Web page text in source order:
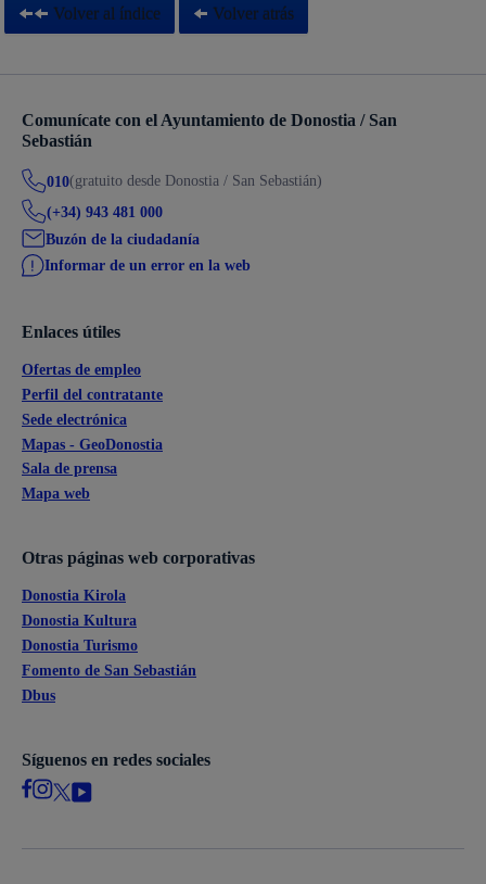
Volver al índice Volver atrás
Comunícate con el Ayuntamiento de Donostia / San
Sebastián
010(gratuito desde Donostia / San Sebastián)
(+34) 943 481 000
Buzón de la ciudadanía
Informar de un error en la web
Enlaces útiles
Ofertas de empleo
Perfil del contratante
Sede electrónica
Mapas - GeoDonostia
Sala de prensa
Mapa web
Otras páginas web corporativas
Donostia Kirola
Donostia Kultura
Donostia Turismo
Fomento de San Sebastián
Dbus
Síguenos en redes sociales